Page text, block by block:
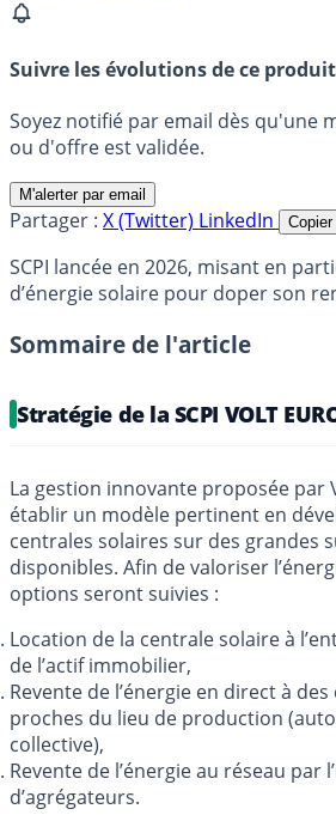
Suivre les évolutions de ce
Soyez notifié par email dès qu'une
ou d'offre est validée.
M'alerter par email
Partager : X (Twitter) LinkedIn
SCPI lancée en 2026, misant en
d’énergie solaire pour doper son
Sommaire de l'article
Stratégie de la SCPI VOLT
La gestion innovante proposée par
établir un modèle pertinent en
centrales solaires sur des grandes
disponibles. Afin de valoriser
options seront suivies :
Location de la centrale solaire à
de l’actif immobilier,
Revente de l’énergie en direct à
proches du lieu de production
collective),
Revente de l’énergie au réseau par
d’agrégateurs.